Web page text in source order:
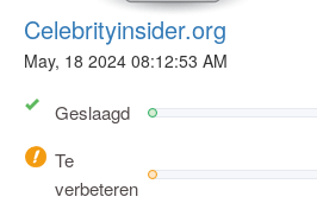
Celebrityinsider.org
May, 18 2024 08:12:53 AM
Geslaagd
Te
verbeteren